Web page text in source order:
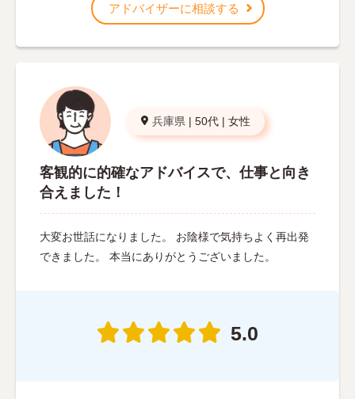
アドバイザーに相談する
兵庫県 | 50代 | 女性
客観的に的確なアドバイスで、仕事と向き
合えました！
大変お世話になりました。 お陰様で気持ちよく再出発
できました。 本当にありがとうございました。
5.0